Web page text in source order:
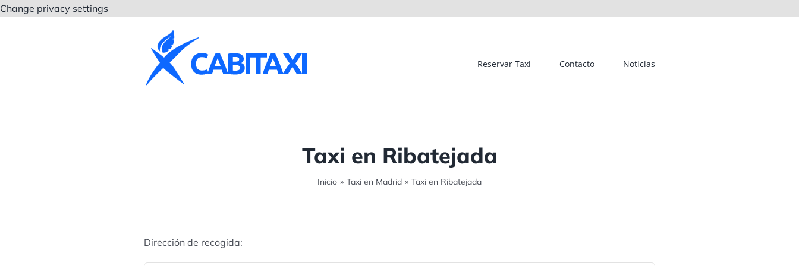
Change privacy settings
Reservar Taxi Contacto Noticias
Taxi en Ribatejada
Inicio » Taxi en Madrid » Taxi en Ribatejada
Dirección de recogida: